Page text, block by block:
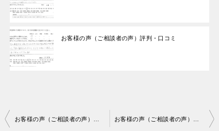
お客様の声（ご相談者の声）評判・口コミ
投
お客様の声（ご相談者の声）口コミ・評判 お客様の声（ご相談者の声）口コミ・評判